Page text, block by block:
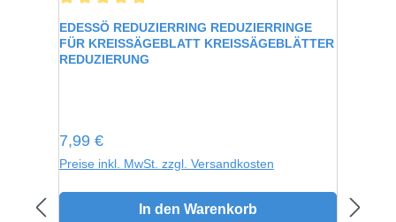
Durchschnittliche Bewertung von 5 von 5 Sternen
EDESSÖ REDUZIERRING REDUZIERRINGE
FÜR KREISSÄGEBLATT KREISSÄGEBLÄTTER
REDUZIERUNG
Regulärer Preis:
7,99 €
Preise inkl. MwSt. zzgl. Versandkosten
In den Warenkorb